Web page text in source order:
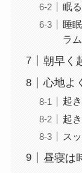
眠
睡
ラム
朝早く
心地よ
起
起
ス
昼寝は